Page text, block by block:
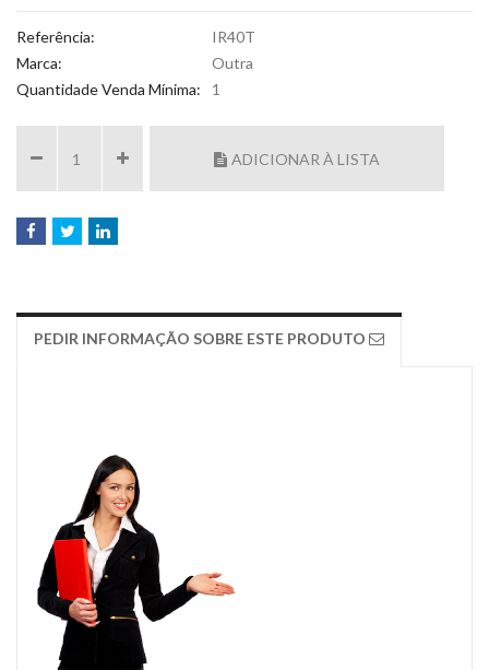
Referência:
IR40T
Marca:
Outra
Quantidade Venda Mínima:
1
ADICIONAR À LISTA
PEDIR INFORMAÇÃO SOBRE ESTE PRODUTO